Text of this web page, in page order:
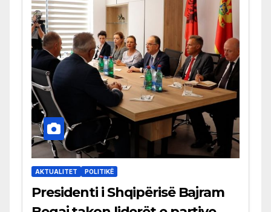
AKTUALITET POLITIKË
Presidenti i Shqipërisë Bajram